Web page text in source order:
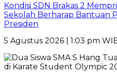
Kondisi SDN Brakas 2
Sekolah Berharap Bantuan
Presiden
5 Agustus 2026 | 1:03 pm